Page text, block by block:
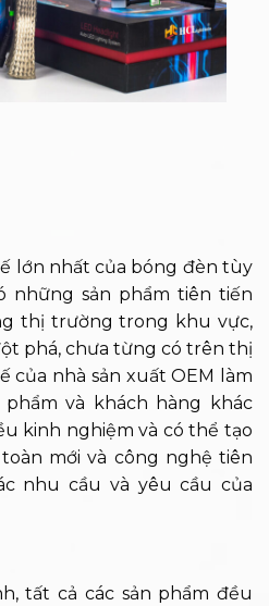
lớn nhất của bóng đèn tùy
những sản phẩm tiên tiến
thị trường trong khu vực,
phá, chưa từng có trên thị
nhà sản xuất OEM làm
và khách hàng khác
kinh nghiệm và có thể tạo
mới và công nghệ tiên
nhu cầu và yêu cầu của
tất cả các sản phẩm đều